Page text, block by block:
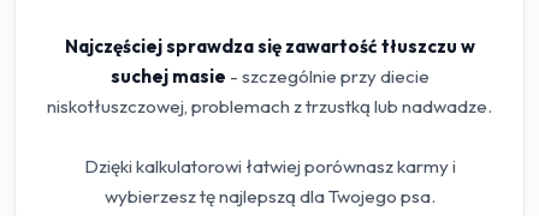
Najczęściej sprawdza się zawartość tłuszczu w
suchej masie - szczególnie przy diecie
niskotłuszczowej, problemach z trzustką lub nadwadze.
Dzięki kalkulatorowi łatwiej porównasz karmy i
wybierzesz tę najlepszą dla Twojego psa.